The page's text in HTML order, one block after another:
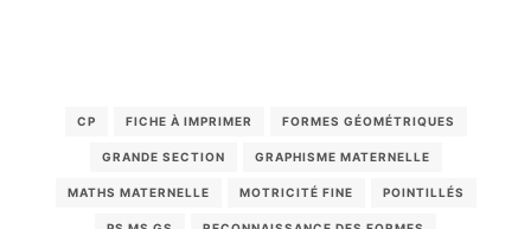
CP FICHE À IMPRIMER FORMES GÉOMÉTRIQUES
GRANDE SECTION GRAPHISME MATERNELLE
MATHS MATERNELLE MOTRICITÉ FINE POINTILLÉS